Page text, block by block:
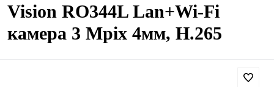
Vision RO344L Lan+Wi-Fi
камера 3 Mpix 4мм, H.265